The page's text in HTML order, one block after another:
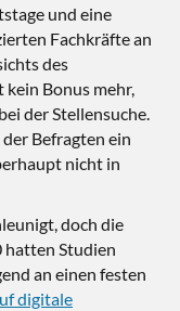
und eine
Fachkräfte an
des
Bonus mehr,
der Stellensuche.
Befragten ein
nicht in
doch die
hatten Studien
an einen festen
digitale